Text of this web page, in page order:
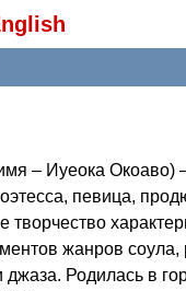
– Иуеока Окоаво)
певица,
творчество
жанров соула,
джаза. Родилась в